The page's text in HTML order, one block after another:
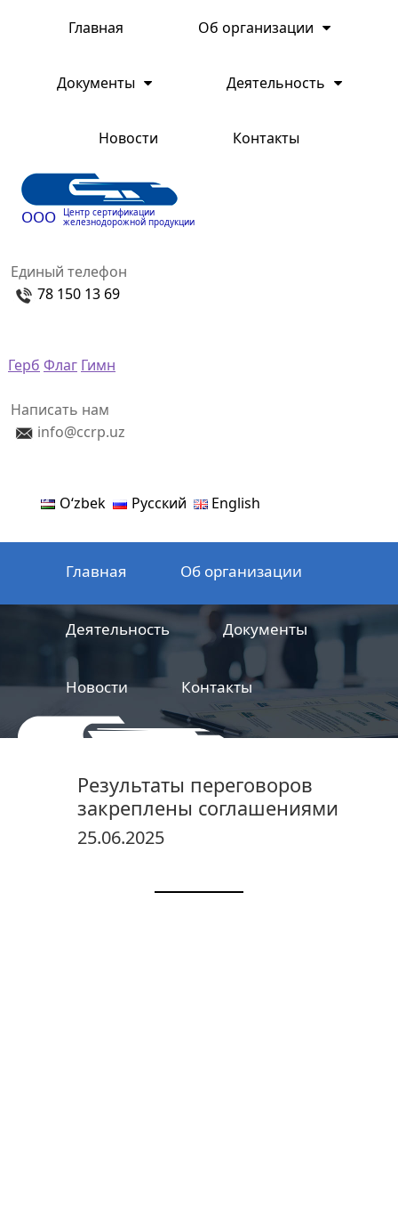
Главная Об организации
Документы Деятельность
Новости Контакты
ООО Центр сертификации
железнодорожной продукции
Единый телефон
78 150 13 69
Герб Флаг Гимн
Написать нам
info@ccrp.uz
Oʻzbek Русский English
Главная Об организации
Деятельность Документы
Новости Контакты
железнодорожной продукции
Результаты переговоров
закреплены соглашениями
25.06.2025